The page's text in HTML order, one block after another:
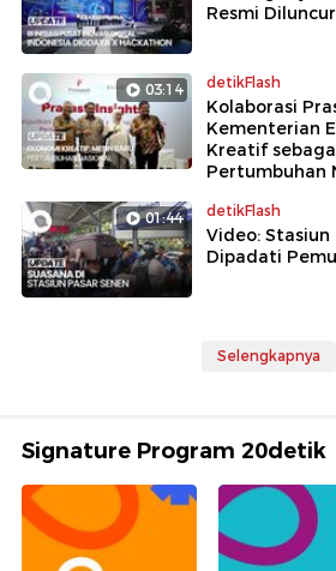
Resmi
03:14 detikFlash
Kolaborasi
Kementerian
Kreatif
Pertumbuhan
01:44 detikFlash
Video: Stasiun
Dipadati
Selengkapnya
Signature Program 20detik